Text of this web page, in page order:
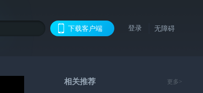
下载客户端 登录 无障碍
相关推荐 更多>